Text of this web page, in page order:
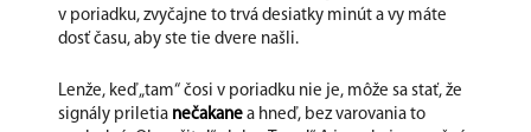
v poriadku, zvyčajne to trvá desiatky minút a vy máte
dosť času, aby ste tie dvere našli.
Lenže, keď „tam“ čosi v poriadku nie je, môže sa stať, že
signály priletia nečakane a hneď, bez varovania to